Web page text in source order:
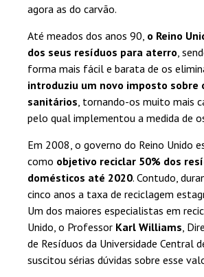
agora as do carvão.
Até meados dos anos 90, o Reino
dos seus resíduos para aterro ,
forma mais fácil e barata de os
introduziu um novo imposto sobre
sanitários , tornando-os muito mais
pelo qual implementou a medida de
Em 2008, o governo do Reino Unido
como objetivo reciclar 50% dos
domésticos até 2020. Contudo,
cinco anos a taxa de reciclagem
Um dos maiores especialistas em
Unido, o Professor Karl Williams ,
de Resíduos da Universidade Central
suscitou sérias dúvidas sobre esse